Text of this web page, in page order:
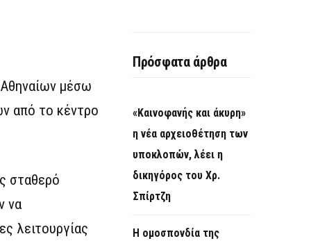
μέσω
από το κέντρο
σταθερό
να
λειτουργίας
Πρόσφατα άρθρα
«Καινοφανής και άκυρη»
η νέα αρχειοθέτηση των
υποκλοπών, λέει η
δικηγόρος του Χρ.
Σπίρτζη
Η ομοσπονδία της